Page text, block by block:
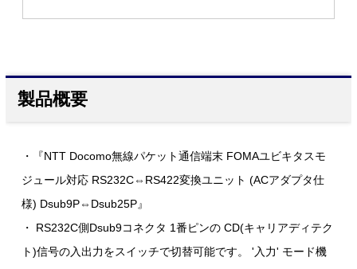
製品概要
・『NTT Docomo無線パケット通信端末 FOMAユビキタスモ
ジュール対応 RS232C⇔RS422変換ユニット (ACアダプタ仕
様) Dsub9P⇔Dsub25P』
・ RS232C側Dsub9コネクタ 1番ピンの CD(キャリアディテク
ト)信号の入出力をスイッチで切替可能です。 '入力' モード機